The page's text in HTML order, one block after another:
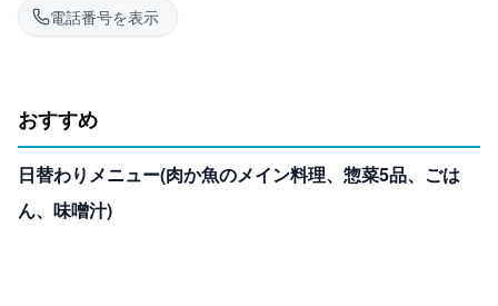
電話番号を表示
おすすめ
日替わりメニュー(肉か魚のメイン料理、惣菜5品、ごは
ん、味噌汁)